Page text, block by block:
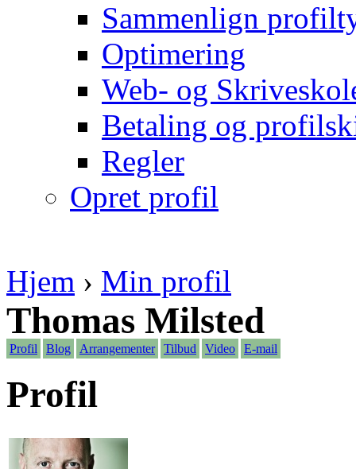
Sammenlign
Optimering
Web- og
Betaling og
Regler
Opret profil
Hjem › Min profil
Thomas Milsted
Profil Blog Arrangementer Tilbud Video E-mail
Profil